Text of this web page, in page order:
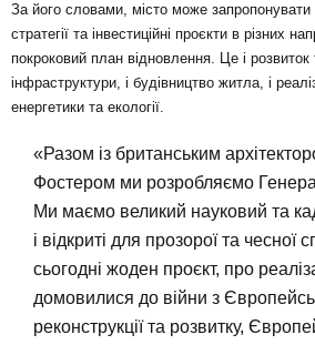
За його словами, місто може запропонувати
стратегії та інвестиційні проєкти в різних
покроковий план відновлення. Це і розвиток
інфраструктури, і будівництво житла, і
енергетики та екології.
«Разом із британським
Фостером ми розробляємо
Ми маємо великий науковий та
і відкриті для прозорої та чесної
сьогодні жоден проєкт, про
домовилися до війни з
реконструкції та розвитку,